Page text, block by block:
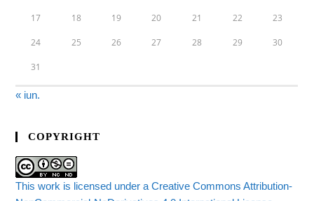
17 18 19 20 21 22 23
24 25 26 27 28 29 30
31
« iun.
COPYRIGHT
This work is licensed under a Creative Commons Attribution-